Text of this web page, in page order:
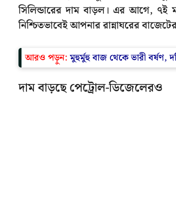
সিলিন্ডারের দাম বাড়ল। এর আগে, ৭ই
নিশ্চিতভাবেই আপনার রান্নাঘরের
আরও পড়ুন:মুহুর্মুহু বাজ থেকে ভারী
দাম বাড়ছে পেট্রোল-ডিজেলেরও